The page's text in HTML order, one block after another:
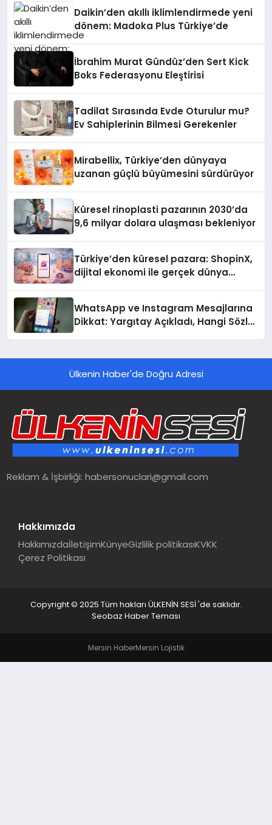
Daikin’den akıllı iklimlendirmede yeni
dönem: Madoka Plus Türkiye’de
İbrahim Murat Gündüz’den Sert Kick
Boks Federasyonu Eleştirisi
Tadilat Sırasında Evde Oturulur mu?
Ev Sahiplerinin Bilmesi Gerekenler
Mirabellix, Türkiye’den dünyaya
uzanan güçlü büyümesini sürdürüyor
Küresel rinoplasti pazarının 2030’da
9,6 milyar dolara ulaşması bekleniyor
Türkiye’den küresel pazara: ShopinX,
dijital ekonomi ile gerçek dünya
WhatsApp ve Instagram Mesajlarına
Dikkat: Yargıtay Açıkladı, Hangi Sözler
Ülkenin Haber'de Doğru Adresi
Reklam & İşbirliği:habersonuclari@gmail.com
Hakkımızda
HakkımızdaİletişimKünyeGizlilik politikasıKVKK
Çerez Politikası
Copyright © 2025 Tüm hakları ÜLKENİN SESİ 'de saklıdır.
Seobaz Haber Teması
Mersin HaberMersin Lojistik